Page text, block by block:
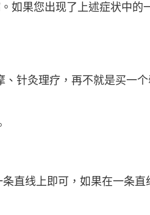
果您出现了上述症状中的
灸理疗，再不就是买一
线上即可，如果在一条